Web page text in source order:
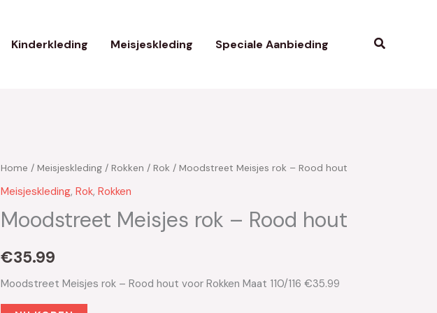
Kinderkleding Meisjeskleding Speciale Aanbieding Zoeken
Home / Meisjeskleding / Rokken / Rok / Moodstreet Meisjes rok – Rood hout
Meisjeskleding, Rok, Rokken
Moodstreet Meisjes rok – Rood hout
€35.99
Moodstreet Meisjes rok – Rood hout voor Rokken Maat 110/116 €35.99